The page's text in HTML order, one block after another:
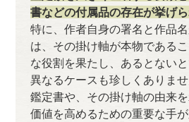
書などの付属品の存在が挙げ
特に、作者自身の署名と作品
は、その掛け軸が本物である
な役割を果たし、あるとない
異なるケースも珍しくありませ
鑑定書や、その掛け軸の由来を
価値を高めるための重要な手が